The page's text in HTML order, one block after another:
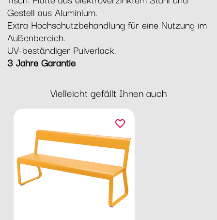
Gestell aus Aluminium.
Extra Hochschutzbehandlung für eine Nutzung im
Außenbereich.
UV-beständiger Pulverlack.
3 Jahre Garantie
Vielleicht gefällt Ihnen auch
favorite_border